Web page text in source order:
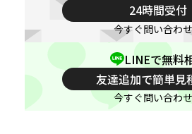
24時間受付
今すぐ問い合わ
LINEで無料
友達追加で簡単見
今すぐ問い合わ